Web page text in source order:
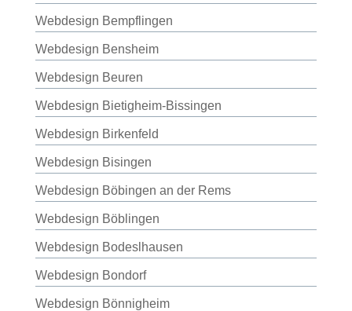
Webdesign Bempflingen
Webdesign Bensheim
Webdesign Beuren
Webdesign Bietigheim-Bissingen
Webdesign Birkenfeld
Webdesign Bisingen
Webdesign Böbingen an der Rems
Webdesign Böblingen
Webdesign Bodeslhausen
Webdesign Bondorf
Webdesign Bönnigheim